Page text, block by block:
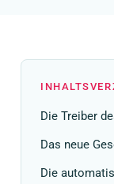
Die Treiber
Das neue
Die